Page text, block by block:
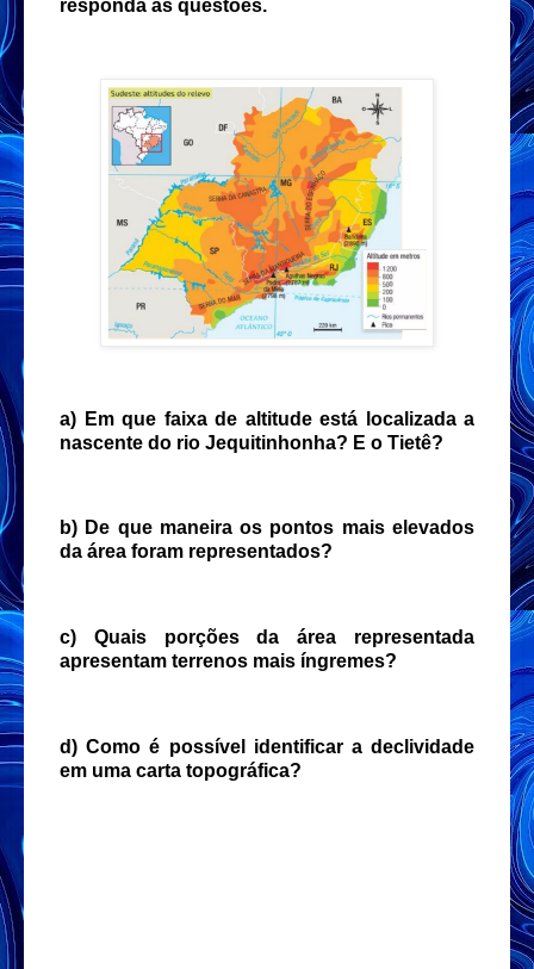
responda às questões.
a) Em que faixa de altitude está localizada a
nascente do rio Jequitinhonha? E o Tietê?
b) De que maneira os pontos mais elevados
da área foram representados?
c) Quais porções da área representada
apresentam terrenos mais íngremes?
d) Como é possível identificar a declividade
em uma carta topográfica?